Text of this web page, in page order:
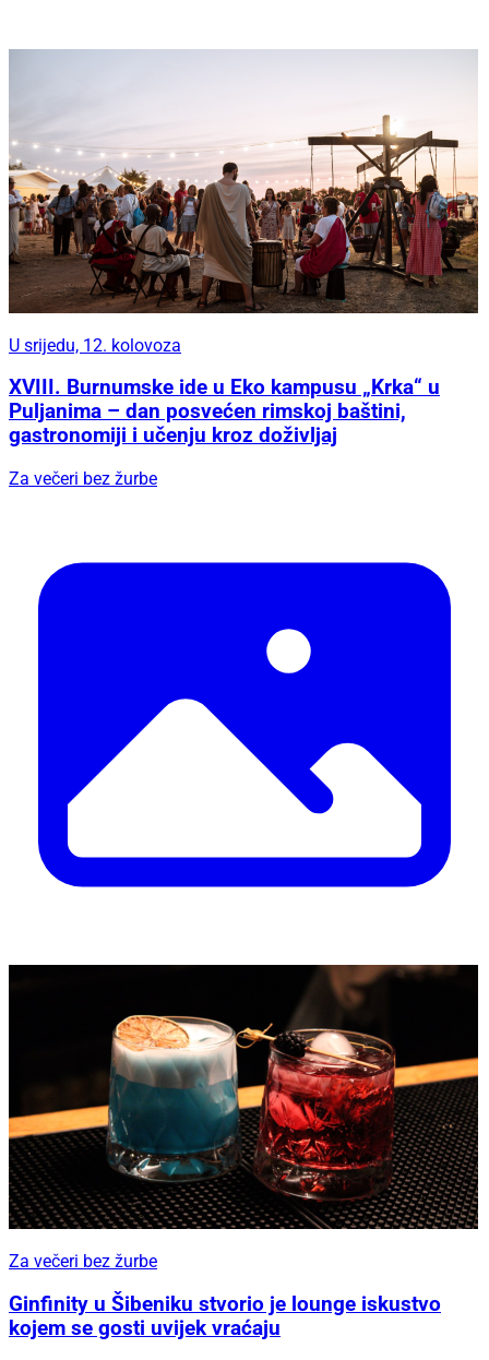
U srijedu, 12. kolovoza
XVIII. Burnumske ide u Eko kampusu „Krka“ u
Puljanima – dan posvećen rimskoj baštini,
gastronomiji i učenju kroz doživljaj
Za večeri bez žurbe
Za večeri bez žurbe
Ginfinity u Šibeniku stvorio je lounge iskustvo
kojem se gosti uvijek vraćaju